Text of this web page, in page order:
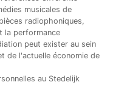
musicales de
radiophoniques,
la performance
peut exister au sein
de l'actuelle économie de
au Stedelijk